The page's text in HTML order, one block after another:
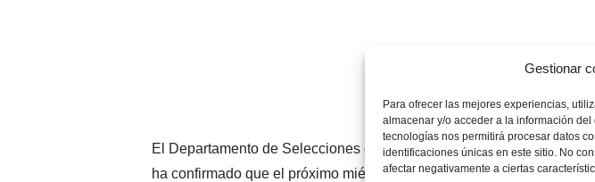
Gestionar
Para ofrecer las mejores experiencias,
almacenar y/o acceder a la información
tecnologías nos permitirá procesar datos
identificaciones únicas en este sitio. No
afectar negativamente a ciertas
El Departamento de Selecciones de Fútbol de la FFCV
ha confirmado que el próximo miércoles, día 23 de